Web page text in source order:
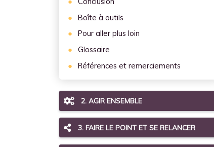
Boîte à outils
Pour aller plus loin
Glossaire
Références et remerciements
2. AGIR ENSEMBLE
3. FAIRE LE POINT ET SE RELANCER